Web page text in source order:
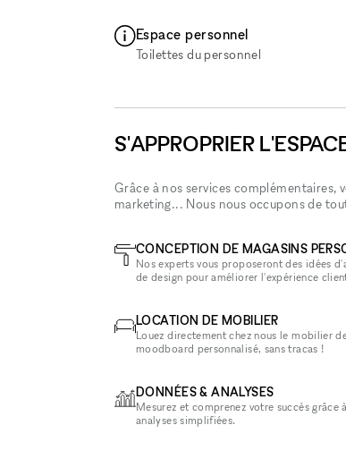
Espace personnel
Toilettes du personnel
S'APPROPRIER
Grâce à nos services complémentaires,
marketing... Nous nous occupons de
CONCEPTION DE MAGASINS
Nos experts vous proposeront des idées
de design pour améliorer l'expérience
LOCATION DE MOBILIER
Louez directement chez nous le mobilier
moodboard personnalisé, sans tracas !
DONNÉES & ANALYSES
Mesurez et comprenez votre succès grâce
analyses simplifiées.